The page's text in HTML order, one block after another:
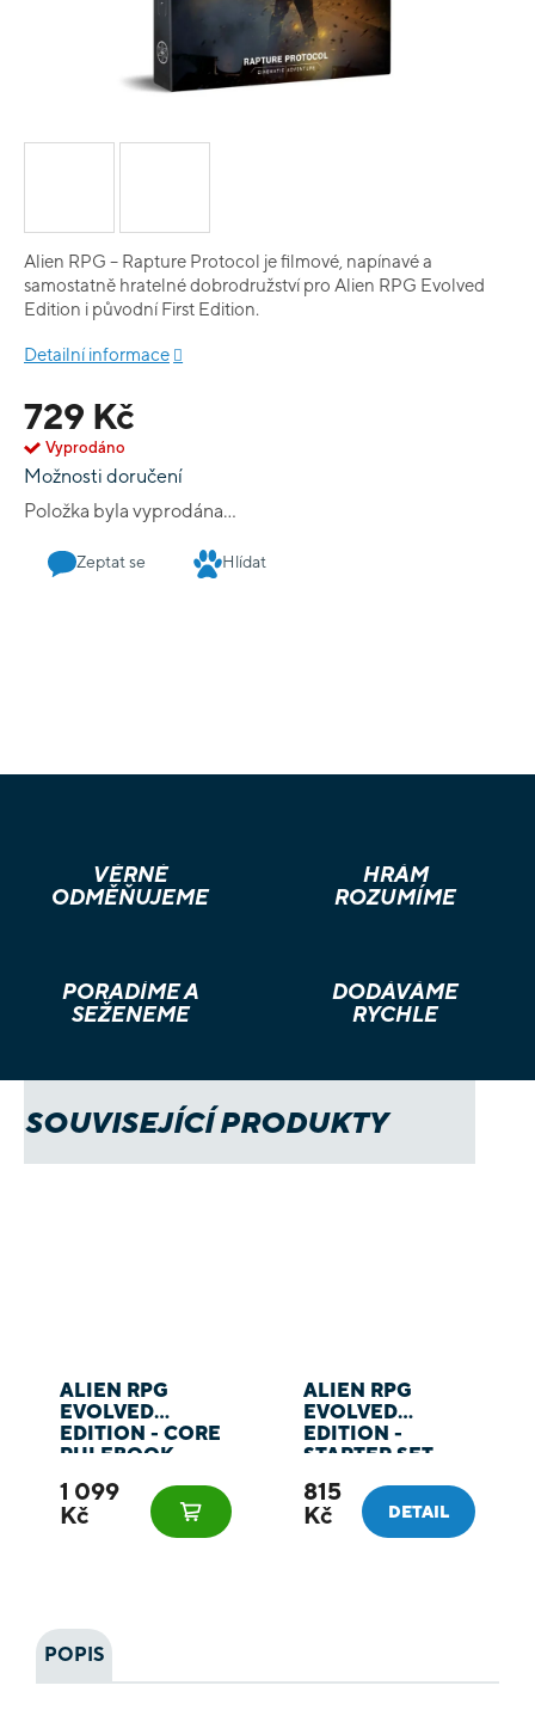
729 Kč
Vyprodáno
Možnosti doručení
Položka byla vyprodána…
Alien RPG – Rapture Protocol je filmové, napínavé a
samostatně hratelné dobrodružství pro Alien RPG Evolved
Edition i původní First Edition.
Detailní informace
Zeptat se Hlídat
VĚRNÉ
ODMĚŇUJEME
HRÁM
ROZUMÍME
PORADÍME A
SEŽENEME
DODÁVÁME
RYCHLE
SOUVISEJÍCÍ PRODUKTY
ALIEN RPG
EVOLVED
EDITION - CORE
RULEBOOK
1 099
Kč
ALIEN RPG
EVOLVED
EDITION -
STARTER SET
815
Kč
DETAIL
POPIS